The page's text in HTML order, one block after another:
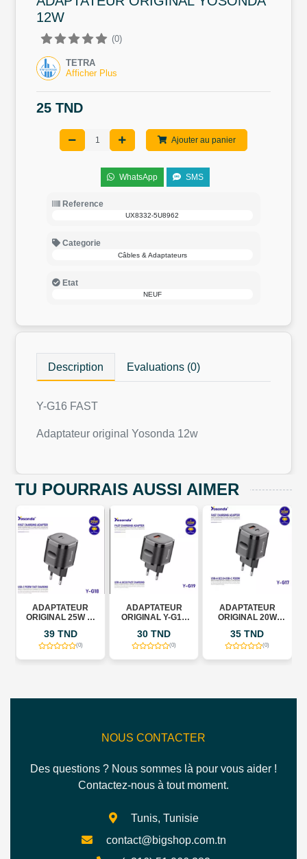
12W
(0)
TETRA
Afficher Plus
25 TND
Ajouter au panier
WhatsApp SMS
Reference
UX8332-5U8962
Categorie
Câbles & Adaptateurs
Etat
NEUF
Description Evaluations (0)
Y-G16 FAST
Adaptateur original Yosonda 12w
TU POURRAIS AUSSI AIMER
ADAPTATEUR
ORIGINAL 25W Y-
39 TND
(0)
ADAPTATEUR
ORIGINAL Y-G19
30 TND
(0)
ADAPTATEUR
ORIGINAL 20W
YOSONDA
35 TND
(0)
NOUS CONTACTER
Des questions ? Nous sommes là pour vous aider !
Contactez-nous à tout moment.
Tunis, Tunisie
contact@bigshop.com.tn